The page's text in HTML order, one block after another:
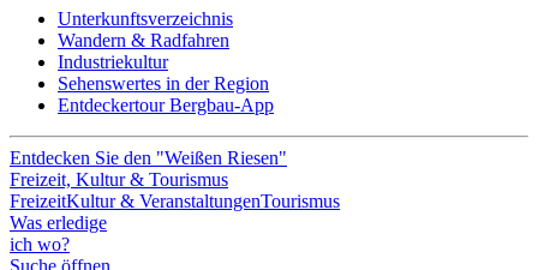
Unterkunftsverzeichnis
Wandern & Radfahren
Industriekultur
Sehenswertes in der Region
Entdeckertour Bergbau-App
Entdecken Sie den "Weißen Riesen"
Freizeit, Kultur & Tourismus
FreizeitKultur & VeranstaltungenTourismus
Was erledige
ich wo?